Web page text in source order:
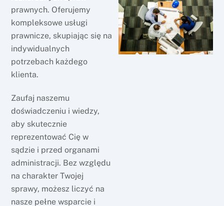
prawnych. Oferujemy
kompleksowe usługi
prawnicze, skupiając się na
indywidualnych
potrzebach każdego
klienta.
Zaufaj naszemu
doświadczeniu i wiedzy,
aby skutecznie
reprezentować Cię w
sądzie i przed organami
administracji. Bez względu
na charakter Twojej
sprawy, możesz liczyć na
nasze pełne wsparcie i